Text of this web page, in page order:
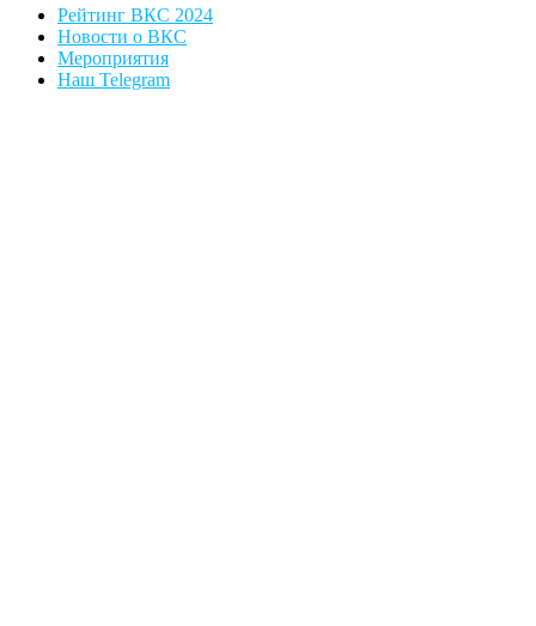
Рейтинг ВКС 2024
Новости о ВКС
Мероприятия
Наш Telegram